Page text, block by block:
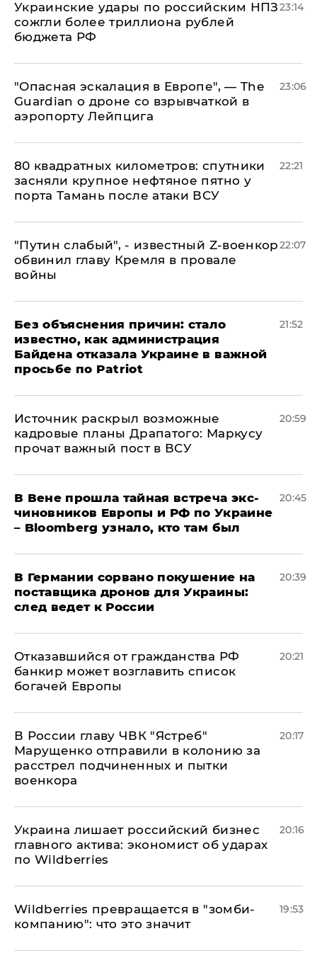
Украинские удары по российским НПЗ
сожгли более триллиона рублей
бюджета РФ
23:14
"Опасная эскалация в Европе", — The
Guardian о дроне со взрывчаткой в
аэропорту Лейпцига
23:06
80 квадратных километров: спутники
засняли крупное нефтяное пятно у
порта Тамань после атаки ВСУ
22:21
​"Путин слабый", - известный Z-военкор
обвинил главу Кремля в провале
войны
22:07
Без объяснения причин: стало
известно, как администрация
Байдена отказала Украине в важной
просьбе по Patriot
21:52
​Источник раскрыл возможные
кадровые планы Драпатого: Маркусу
прочат важный пост в ВСУ
20:59
В Вене прошла тайная встреча экс-
чиновников Европы и РФ по Украине
– Bloomberg узнало, кто там был
20:45
​В Германии сорвано покушение на
поставщика дронов для Украины:
след ведет к России
20:39
Отказавшийся от гражданства РФ
банкир может возглавить список
богачей Европы
20:21
В России главу ЧВК "Ястреб"
Марущенко отправили в колонию за
расстрел подчиненных и пытки
военкора
20:17
​Украина лишает российский бизнес
главного актива: экономист об ударах
по Wildberries
20:16
Wildberries превращается в "зомби-
компанию": что это значит
19:53